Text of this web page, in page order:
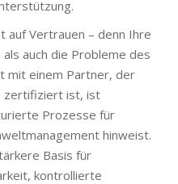
auf Vertrauen – denn Ihre
auch die Probleme des
mit einem Partner, der
zertifiziert ist, ist
Prozesse für
hinweist.
Basis für
kontrollierte